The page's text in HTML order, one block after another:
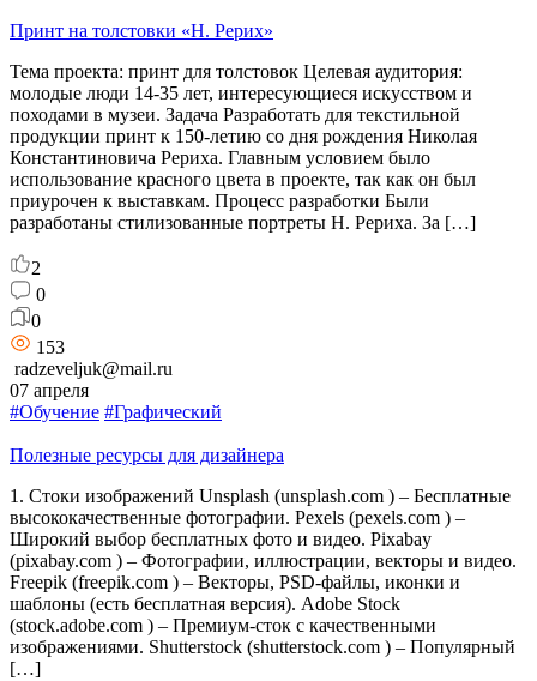
Принт на толстовки «Н. Рерих»
Тема проекта: принт для толстовок Целевая аудитория:
молодые люди 14-35 лет, интересующиеся искусством и
походами в музеи. Задача Разработать для текстильной
продукции принт к 150-летию со дня рождения Николая
Константиновича Рериха. Главным условием было
использование красного цвета в проекте, так как он был
приурочен к выставкам. Процесс разработки Были
разработаны стилизованные портреты Н. Рериха. За […]
2
0
0
153
radzeveljuk@mail.ru
07 апреля
#Обучение #Графический
Полезные ресурсы для дизайнера
1. Стоки изображений Unsplash (unsplash.com ) – Бесплатные
высококачественные фотографии. Pexels (pexels.com ) –
Широкий выбор бесплатных фото и видео. Pixabay
(pixabay.com ) – Фотографии, иллюстрации, векторы и видео.
Freepik (freepik.com ) – Векторы, PSD-файлы, иконки и
шаблоны (есть бесплатная версия). Adobe Stock
(stock.adobe.com ) – Премиум-сток с качественными
изображениями. Shutterstock (shutterstock.com ) – Популярный
[…]